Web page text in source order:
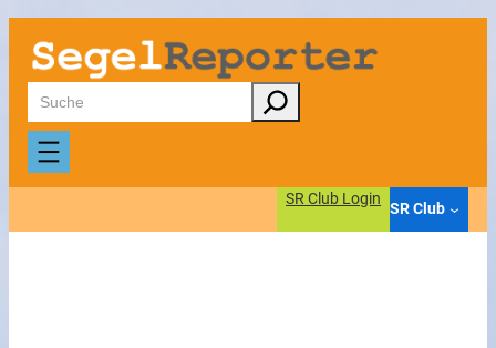
Zum
Inhalt
springen
Suchen
SR Club Login
SR Club